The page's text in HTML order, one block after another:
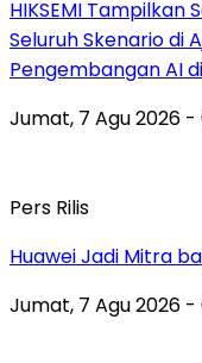
HIKSEMI Tampilkan
Seluruh Skenario di
Pengembangan AI
Jumat, 7 Agu 2026 -
Pers Rilis
Huawei Jadi Mitra
Jumat, 7 Agu 2026 -